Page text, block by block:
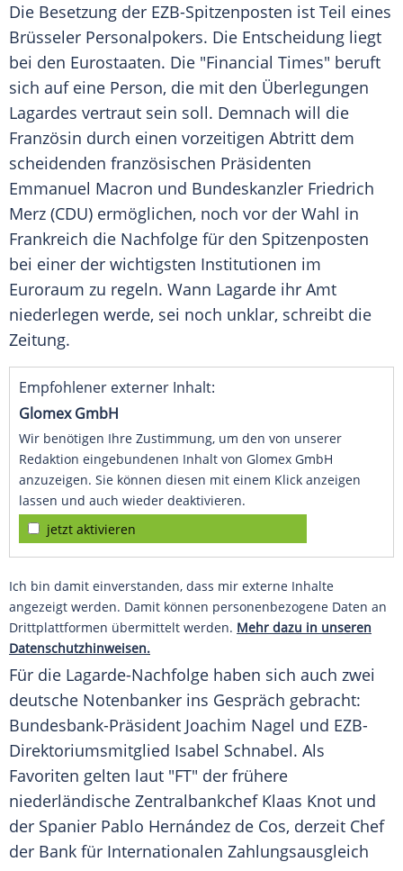
Die Besetzung der EZB-Spitzenposten ist Teil eines
Brüsseler Personalpokers. Die Entscheidung liegt
bei den Eurostaaten. Die "Financial Times" beruft
sich auf eine Person, die mit den Überlegungen
Lagardes vertraut sein soll. Demnach will die
Französin durch einen vorzeitigen Abtritt dem
scheidenden französischen Präsidenten
Emmanuel Macron und Bundeskanzler Friedrich
Merz (CDU) ermöglichen, noch vor der Wahl in
Frankreich die Nachfolge für den Spitzenposten
bei einer der wichtigsten Institutionen im
Euroraum zu regeln. Wann Lagarde ihr Amt
niederlegen werde, sei noch unklar, schreibt die
Zeitung.
Empfohlener externer Inhalt:
Glomex GmbH
Wir benötigen Ihre Zustimmung, um den von unserer
Redaktion eingebundenen Inhalt von Glomex GmbH
anzuzeigen. Sie können diesen mit einem Klick anzeigen
lassen und auch wieder deaktivieren.
jetzt aktivieren
Ich bin damit einverstanden, dass mir externe Inhalte
angezeigt werden. Damit können personenbezogene Daten an
Drittplattformen übermittelt werden. Mehr dazu in unseren
Datenschutzhinweisen.
Für die Lagarde-Nachfolge haben sich auch zwei
deutsche Notenbanker ins Gespräch gebracht:
Bundesbank-Präsident Joachim Nagel und EZB-
Direktoriumsmitglied Isabel Schnabel. Als
Favoriten gelten laut "FT" der frühere
niederländische Zentralbankchef Klaas Knot und
der Spanier Pablo Hernández de Cos, derzeit Chef
der Bank für Internationalen Zahlungsausgleich